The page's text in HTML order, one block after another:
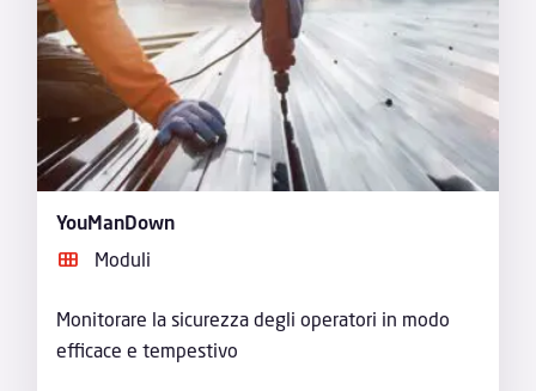
YouManDown
Moduli
Monitorare la sicurezza degli operatori in modo
efficace e tempestivo